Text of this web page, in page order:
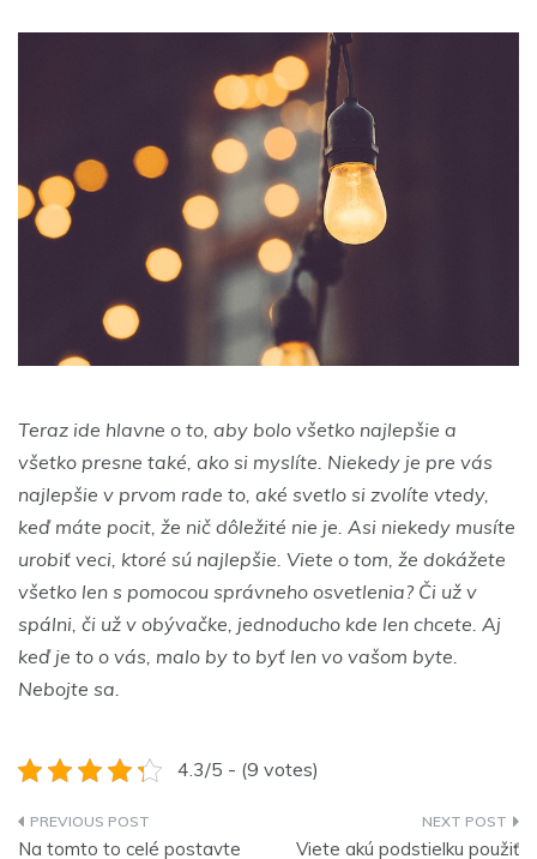
Teraz ide hlavne o to, aby bolo všetko najlepšie a
všetko presne také, ako si myslíte. Niekedy je pre vás
najlepšie v prvom rade to, aké svetlo si zvolíte vtedy,
keď máte pocit, že nič dôležité nie je. Asi niekedy musíte
urobiť veci, ktoré sú najlepšie. Viete o tom, že dokážete
všetko len s pomocou správneho osvetlenia? Či už v
spálni, či už v obývačke, jednoducho kde len chcete. Aj
keď je to o vás, malo by to byť len vo vašom byte.
Nebojte sa.
4.3/5 - (9 votes)
Navigace
Na tomto to celé postavte Viete akú podstielku použiť